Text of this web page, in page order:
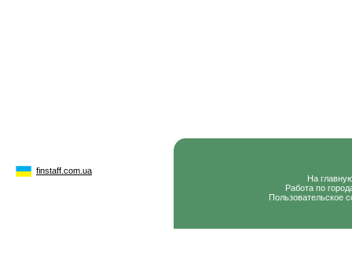
finstaff.com.ua
На
Работа по
Пользовательское